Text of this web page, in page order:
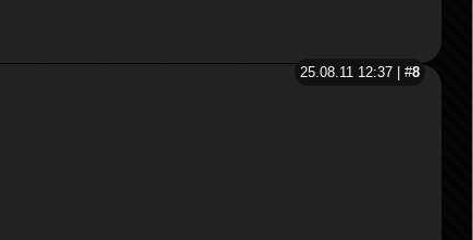
25.08.11 12:37 | #8